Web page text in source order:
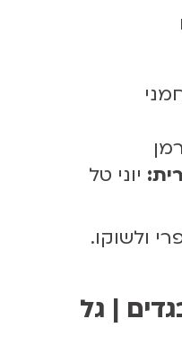
יוני טל
ולשוקו.
| גל